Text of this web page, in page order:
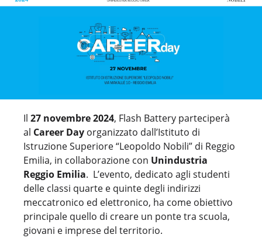
Il 27 novembre 2024, Flash Battery parteciperà
al Career Day organizzato dall’Istituto di
Istruzione Superiore “Leopoldo Nobili” di Reggio
Emilia, in collaborazione con Unindustria
Reggio Emilia. L’evento, dedicato agli studenti
delle classi quarte e quinte degli indirizzi
meccatronico ed elettronico, ha come obiettivo
principale quello di creare un ponte tra scuola,
giovani e imprese del territorio.